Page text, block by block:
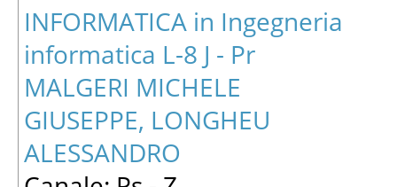
INFORMATICA in Ingegneria
informatica L-8 J - Pr
MALGERI MICHELE
GIUSEPPE, LONGHEU
ALESSANDRO